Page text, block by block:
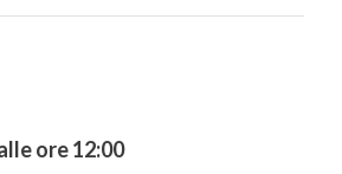
ore 12:00